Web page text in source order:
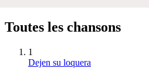
Toutes les chansons
1
Dejen su loquera